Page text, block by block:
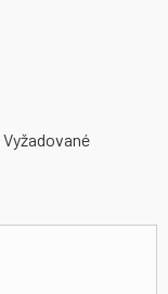
Vyžadované